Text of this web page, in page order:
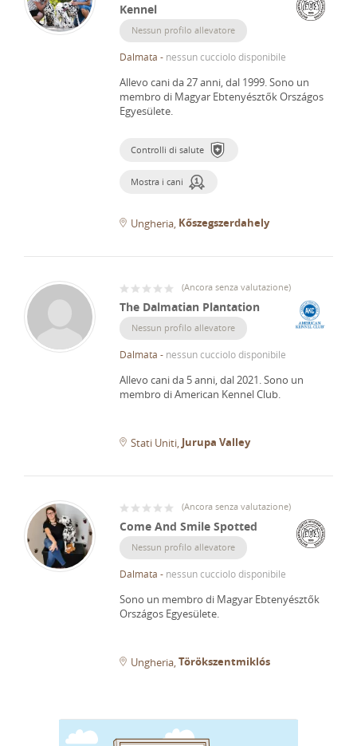
Kennel
Nessun profilo allevatore
Dalmata - nessun cucciolo disponibile
Allevo cani da 27 anni, dal 1999.Sono un
membro di Magyar Ebtenyésztők Országos
Egyesülete.
Controlli di salute
Mostra i cani
Ungheria Kőszegszerdahely
(Ancora senza valutazione)
The Dalmatian Plantation
Nessun profilo allevatore
Dalmata - nessun cucciolo disponibile
Allevo cani da 5 anni, dal 2021.Sono un
membro di American Kennel Club.
Stati Uniti Jurupa Valley
(Ancora senza valutazione)
Come And Smile Spotted
Nessun profilo allevatore
Dalmata - nessun cucciolo disponibile
Sono un membro di Magyar Ebtenyésztők
Országos Egyesülete.
Ungheria Törökszentmiklós